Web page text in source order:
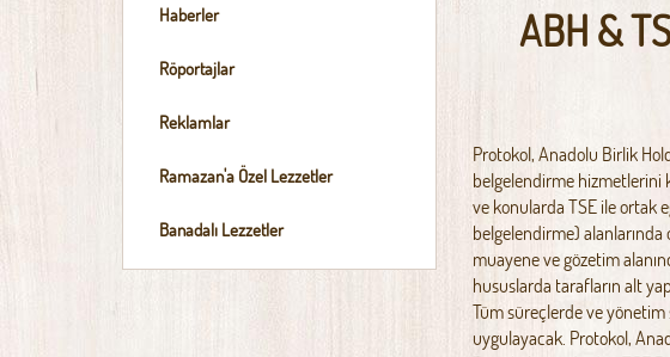
Haberler
Röportajlar
Reklamlar
Ramazan'a Özel Lezzetler
Banadalı Lezzetler
ABH &
Protokol, Anadolu Birlik
belgelendirme hizmetlerini
ve konularda TSE ile ortak
belgelendirme) alanlarında
muayene ve gözetim
hususlarda tarafların alt
Tüm süreçlerde ve
uygulayacak. Protokol,